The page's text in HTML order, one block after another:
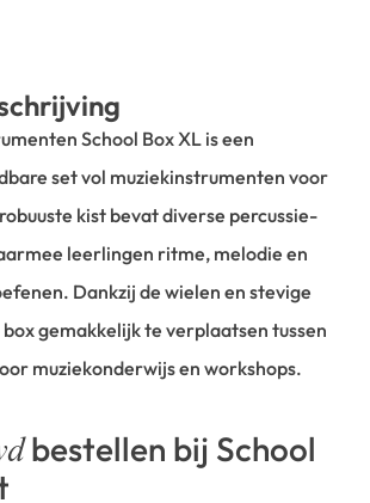
School Box XL is een
set vol muziekinstrumenten voor
kist bevat diverse percussie-
leerlingen ritme, melodie en
Dankzij de wielen en stevige
gemakkelijk te verplaatsen tussen
muziekonderwijs en workshops.
bestellen bij School